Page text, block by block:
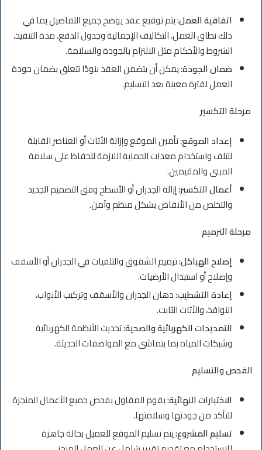
اتفاقية العمل:يتم توقيع عقد يوضح جميع التفاصيل بما في
ذلك نطاق العمل، التكاليف الإجمالية وجدول الدفع، مدة التنفيذ،
الشروط والأحكام مثل الالتزام بالجودة والسلامة.
ضمان الجودة:يمكن أن يتضمن العقد بنودًا تتعلق بضمان جودة
العمل لفترة معينة بعد التسليم.
مرحلة التكسير
إعداد الموقع:تأمين الموقع وإزالة الأثاث أو العناصر القابلة
للتلف واستخدام معدات الحماية اللازمة للحفاظ على سلامة
المبنى والمقيمين.
أعمال التكسير:إزالة الجدران أو الأسطح وفق التصميم الجديد
والتخلص من الأنقاض بشكل منظم وآمن.
مرحلة الترميم
إصلاح الهياكل:ترميم الشقوق والتلفيات في الجدران أو الأسقف
وإصلاح أو استبدال الأرضيات.
إعادة التشطيب:دهان الجدران والأسقف وتركيب الأبواب،
النوافذ، والأثاث الثابت.
التمديدات الكهربائية والصحية:تحديث الأنظمة الكهربائية
وشبكات المياه بما يتماشى مع المواصفات الحديثة.
الفحص والتسليم
الاختبارات النهائية:يقوم المقاول بفحص جميع الأعمال المنجزة
للتأكد من جودتها وسلامتها.
تسليم المشروع:يتم تسليم الموقع للعميل بحالة جاهزة